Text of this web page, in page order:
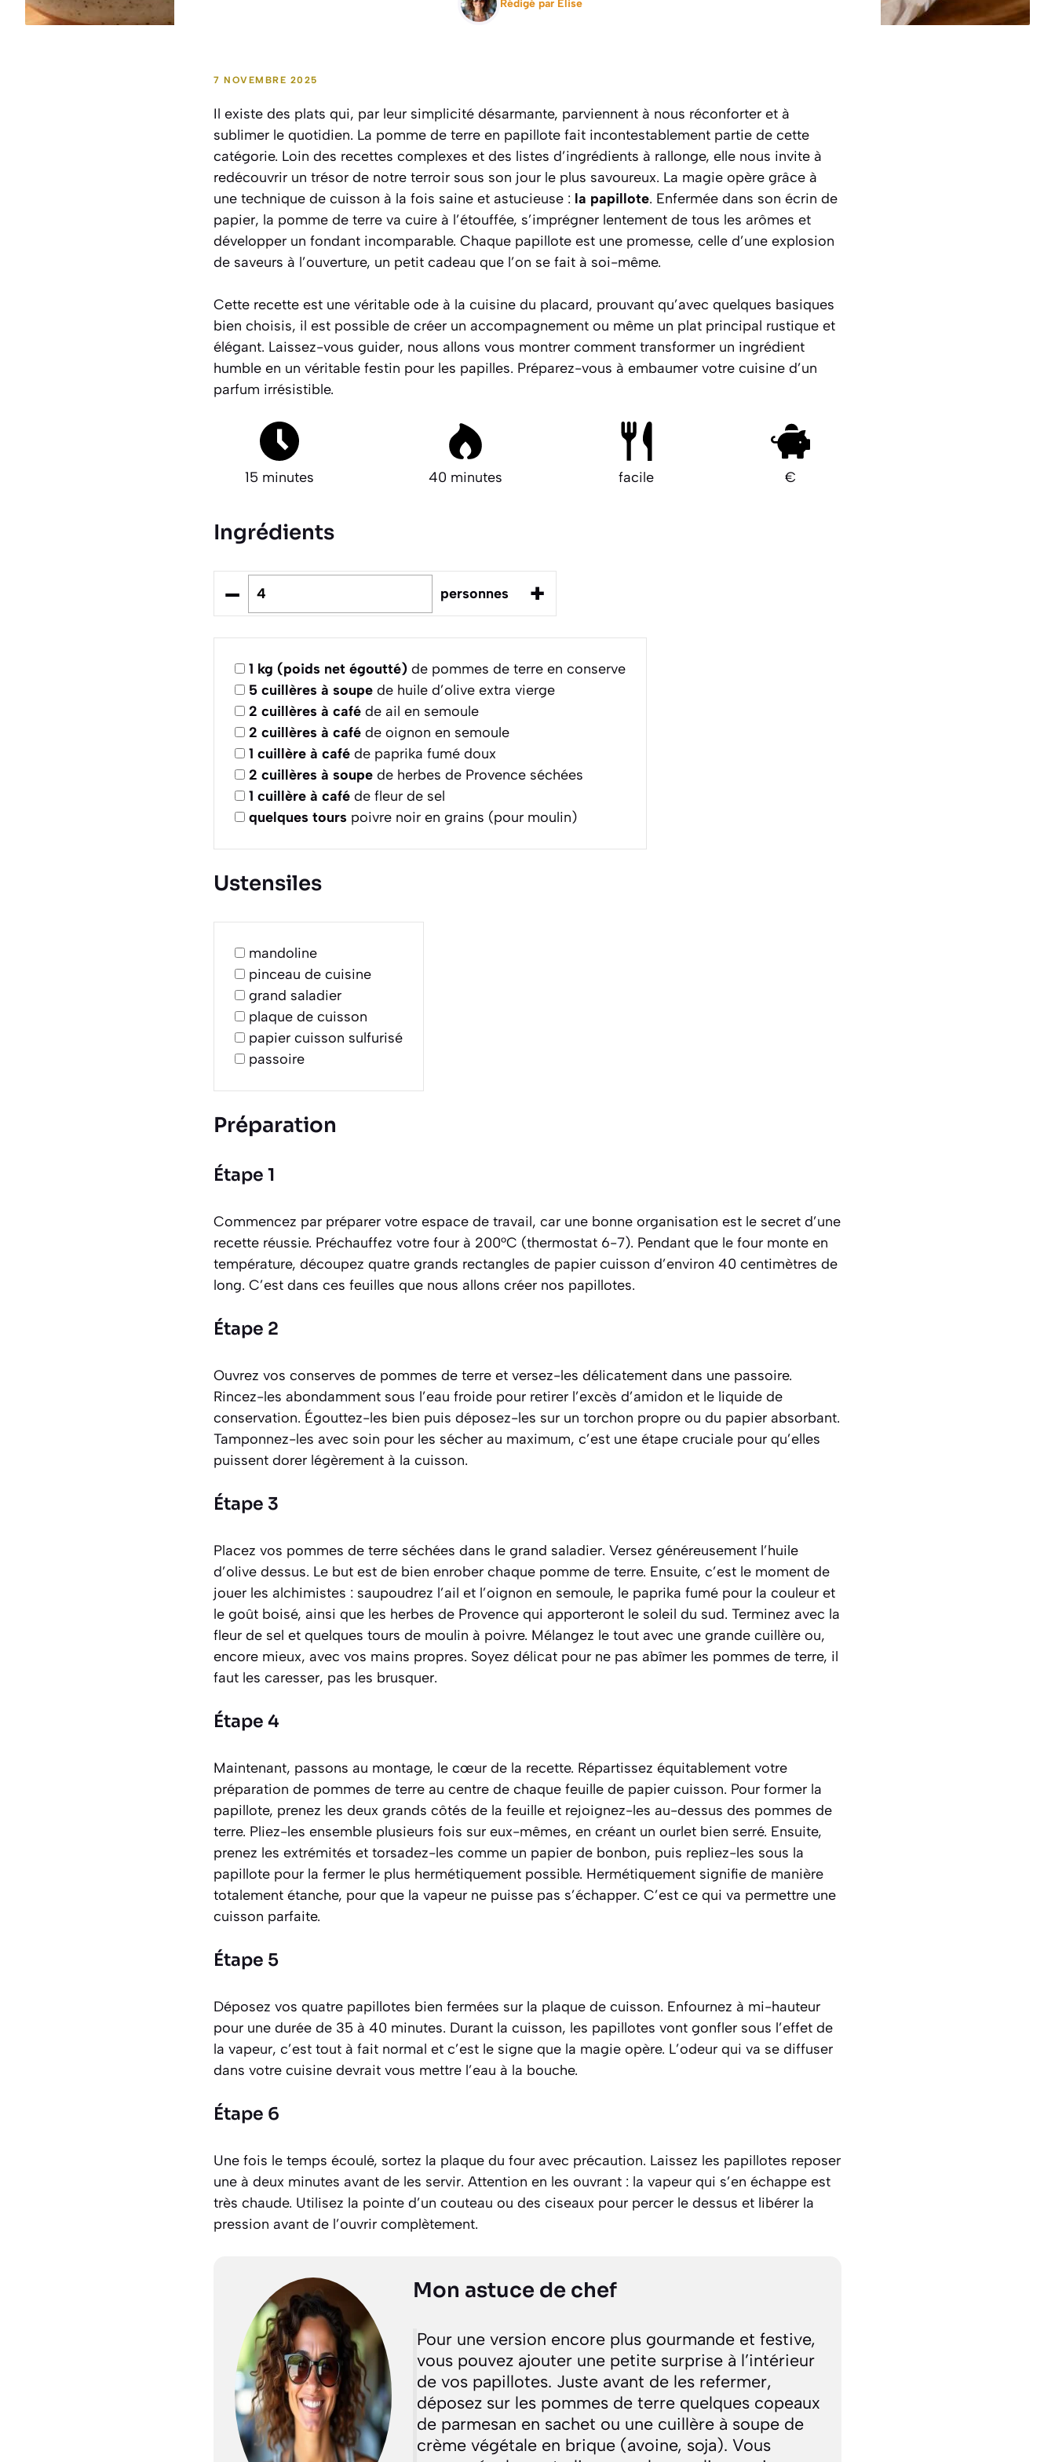
Rédigé par Elise
7 NOVEMBRE 2025
Il existe des plats qui, par leur simplicité désarmante, parviennent à nous réconforter et à
sublimer le quotidien. La pomme de terre en papillote fait incontestablement partie de cette
catégorie. Loin des recettes complexes et des listes d’ingrédients à rallonge, elle nous invite à
redécouvrir un trésor de notre terroir sous son jour le plus savoureux. La magie opère grâce à
une technique de cuisson à la fois saine et astucieuse : la papillote. Enfermée dans son écrin de
papier, la pomme de terre va cuire à l’étouffée, s’imprégner lentement de tous les arômes et
développer un fondant incomparable. Chaque papillote est une promesse, celle d’une explosion
de saveurs à l’ouverture, un petit cadeau que l’on se fait à soi-même.
Cette recette est une véritable ode à la cuisine du placard, prouvant qu’avec quelques basiques
bien choisis, il est possible de créer un accompagnement ou même un plat principal rustique et
élégant. Laissez-vous guider, nous allons vous montrer comment transformer un ingrédient
humble en un véritable festin pour les papilles. Préparez-vous à embaumer votre cuisine d’un
parfum irrésistible.
15 minutes 40 minutes facile €
Ingrédients
– personnes +
1 kg (poids net égoutté) de pommes de terre en conserve
5 cuillères à soupe de huile d’olive extra vierge
2 cuillères à café de ail en semoule
2 cuillères à café de oignon en semoule
1 cuillère à café de paprika fumé doux
2 cuillères à soupe de herbes de Provence séchées
1 cuillère à café de fleur de sel
quelques tours poivre noir en grains (pour moulin)
Ustensiles
mandoline
pinceau de cuisine
grand saladier
plaque de cuisson
papier cuisson sulfurisé
passoire
Préparation
Étape 1
Commencez par préparer votre espace de travail, car une bonne organisation est le secret d’une
recette réussie. Préchauffez votre four à 200°C (thermostat 6-7). Pendant que le four monte en
température, découpez quatre grands rectangles de papier cuisson d’environ 40 centimètres de
long. C’est dans ces feuilles que nous allons créer nos papillotes.
Étape 2
Ouvrez vos conserves de pommes de terre et versez-les délicatement dans une passoire.
Rincez-les abondamment sous l’eau froide pour retirer l’excès d’amidon et le liquide de
conservation. Égouttez-les bien puis déposez-les sur un torchon propre ou du papier absorbant.
Tamponnez-les avec soin pour les sécher au maximum, c’est une étape cruciale pour qu’elles
puissent dorer légèrement à la cuisson.
Étape 3
Placez vos pommes de terre séchées dans le grand saladier. Versez généreusement l’huile
d’olive dessus. Le but est de bien enrober chaque pomme de terre. Ensuite, c’est le moment de
jouer les alchimistes : saupoudrez l’ail et l’oignon en semoule, le paprika fumé pour la couleur et
le goût boisé, ainsi que les herbes de Provence qui apporteront le soleil du sud. Terminez avec la
fleur de sel et quelques tours de moulin à poivre. Mélangez le tout avec une grande cuillère ou,
encore mieux, avec vos mains propres. Soyez délicat pour ne pas abîmer les pommes de terre, il
faut les caresser, pas les brusquer.
Étape 4
Maintenant, passons au montage, le cœur de la recette. Répartissez équitablement votre
préparation de pommes de terre au centre de chaque feuille de papier cuisson. Pour former la
papillote, prenez les deux grands côtés de la feuille et rejoignez-les au-dessus des pommes de
terre. Pliez-les ensemble plusieurs fois sur eux-mêmes, en créant un ourlet bien serré. Ensuite,
prenez les extrémités et torsadez-les comme un papier de bonbon, puis repliez-les sous la
papillote pour la fermer le plus hermétiquement possible. Hermétiquement signifie de manière
totalement étanche, pour que la vapeur ne puisse pas s’échapper. C’est ce qui va permettre une
cuisson parfaite.
Étape 5
Déposez vos quatre papillotes bien fermées sur la plaque de cuisson. Enfournez à mi-hauteur
pour une durée de 35 à 40 minutes. Durant la cuisson, les papillotes vont gonfler sous l’effet de
la vapeur, c’est tout à fait normal et c’est le signe que la magie opère. L’odeur qui va se diffuser
dans votre cuisine devrait vous mettre l’eau à la bouche.
Étape 6
Une fois le temps écoulé, sortez la plaque du four avec précaution. Laissez les papillotes reposer
une à deux minutes avant de les servir. Attention en les ouvrant : la vapeur qui s’en échappe est
très chaude. Utilisez la pointe d’un couteau ou des ciseaux pour percer le dessus et libérer la
pression avant de l’ouvrir complètement.
Mon astuce de chef
Pour une version encore plus gourmande et festive,
vous pouvez ajouter une petite surprise à l’intérieur
de vos papillotes. Juste avant de les refermer,
déposez sur les pommes de terre quelques copeaux
de parmesan en sachet ou une cuillère à soupe de
crème végétale en brique (avoine, soja). Vous